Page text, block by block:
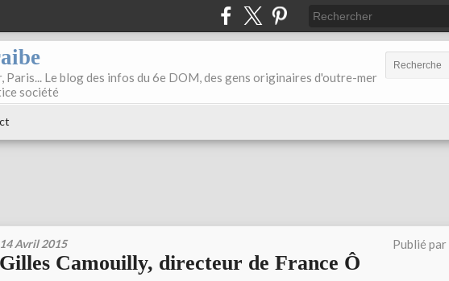
Paris... Le blog des infos du 6e DOM, des gens originaires d'outre-mer
société
14 Avril 2015 Publié par
Gilles Camouilly, directeur de France Ô